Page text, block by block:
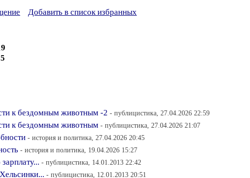
Добавить в список избранных
к бездомным животным -2 - публицистика, 27.04.2026 22:59
к бездомным животным - публицистика, 27.04.2026 21:07
- история и политика, 27.04.2026 20:45
- история и политика, 19.04.2026 15:27
- публицистика, 14.01.2013 22:42
- публицистика, 12.01.2013 20:51